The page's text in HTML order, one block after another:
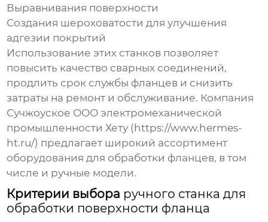
Выравнивания поверхности
Создания шероховатости для улучшения
адгезии покрытий
Использование этих станков позволяет
повысить качество сварных соединений,
продлить срок службы фланцев и снизить
затраты на ремонт и обслуживание. Компания
Сучжоуское ООО электромеханической
промышленности Хету ( https://www.hermes-
ht.ru/) предлагает широкий ассортимент
оборудования для обработки фланцев, в том
числе и ручные модели.
Критерии выбора ручного станка для
обработки поверхности фланца